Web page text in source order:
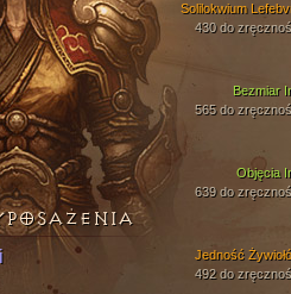
Bezmiar
565 do
Objęcia
639 do
Solilokwium
430 do
Jedność
492 do